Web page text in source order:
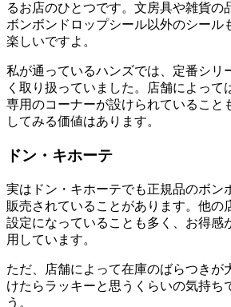
るお店のひとつです。文房具や雑貨の
ボンボンドロップシール以外のシール
楽しいですよ。
私が通っているハンズでは、定番シリ
く取り扱っていました。店舗によって
専用のコーナーが設けられていること
してみる価値はあります。
ドン・キホーテ
実はドン・キホーテでも正規品のボン
販売されていることがあります。他の
設定になっていることも多く、お得感
用しています。
ただ、店舗によって在庫のばらつきが
けたらラッキーと思うくらいの気持ち
う。